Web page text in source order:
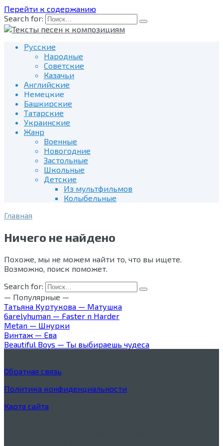
Перейти к содержанию
Search for:
Русские
Народные
Советские
Казачьи
Английские
Немецкие
Башкирские
Татарские
Украинские
Жанр
Военные
Новогодние
Застольные
Школьные
Детские
Из мультфильмов
Колыбельные
Главная
Ничего не найдено
Похоже, мы не можем найти то, что вы ищете.
Возможно, поиск поможет.
Search for:
— Популярные —
Татьяна Куртукова — Матушка
6arelyhuman — Faster n Harder
Metan — Шнурки
Винтаж — Ева
Beautiful Boys — Ты выбираешь чудеса
Обратная связь
Политика конфиденциальности
Карта сайта